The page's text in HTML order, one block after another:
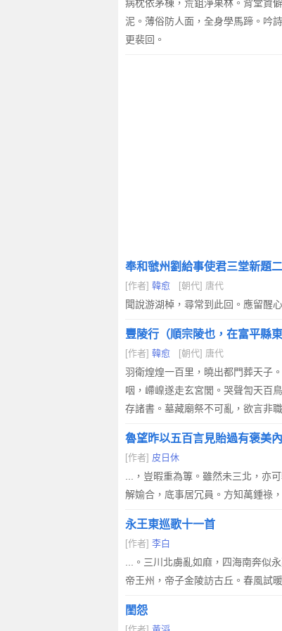
病枕依茅棟，荒鉏淨果林。背堂資
泥。薄俗防人面，全身學馬蹄。吟
更裴回。
奉和虢州劉給事使君三堂新題
[作者] 韓愈 [朝代] 唐代
聞說游湖棹，尋常到此回。應留醒
豐陵行（順宗陵也，在富平縣東
[作者] 韓愈 [朝代] 唐代
羽衛煌煌一百里，曉出都門葬天子
咽，嵽嵲遂走玄宮閭。哭聲訇天百
存諸書。墓藏廟祭不可亂，欲言非
魯望昨以五百言見貽過有褒美
[作者] 皮日休
...，豈暇重為篿。雖然未三北，亦
解媮合，底事居冗員。方知萬鍾祿
永王東巡歌十一首
[作者] 李白
...。三川北虜亂如麻，四海南奔似
帝王州，帝子金陵訪古丘。春風試
閨怨